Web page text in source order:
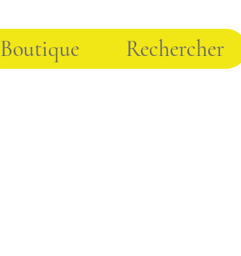
Boutique Rechercher